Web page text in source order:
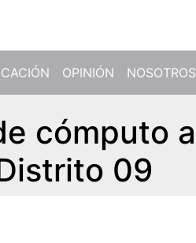
OPINIÓN
NOSOTROS
cómputo a
09